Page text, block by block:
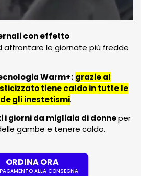
con effetto
affrontare le giornate più fredde
Warm+: grazie al
tiene caldo in tutte le
gli inestetismi.
giorni da migliaia di donneper
gambe e tenere caldo.
ORDINA ORA
ALLA CONSEGNA